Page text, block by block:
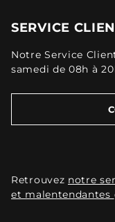
SERVICE
Notre Service
samedi de 08h à
Retrouvez notre
et malentendantes